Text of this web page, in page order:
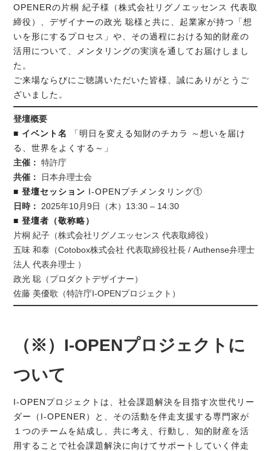
OPENERの片桐 紀子様（株式会社リグノエッセンス 代表取
締役）、デザイナーの政光 聡様と共に、起業家が持つ「想
いを形にするプロセス」や、その過程における知的財産の
活用について、メンタリングの実演を通してお届けしまし
た。
ご来場ならびにご聴講いただいた皆様、誠にありがとうご
ざいました。
登壇概要
■ イベント名
「明日を変える知財のチカラ ～想いを届け
る、世界をよくする～」
主催： 特許庁
共催：
日本弁理士会
■ 登壇セッション I-OPENプチメンタリング①
日時：
2025年10月9日（木）13:30 – 14:30
■ 登壇者（敬称略）
片桐 紀子（株式会社リグノエッセンス 代表取締役）
五味 和泰（Cotobox株式会社 代表取締役社長 / Authense弁理士
法人 代表弁理士 ）
政光 聡（プロダクトデザイナー）
佐藤 美優歌（特許庁I-OPENプロジェクト）
（※）I-OPENプロジェクトに
ついて
I-OPENプロジェクトは、社会課題解決を目指す次世代リー
ダー（I-OPENER）と、その活動を伴走支援する専門家が
１つのチームを結成し、共に考え、行動し、知的財産を活
用することで社会課題解決に向けてサポートしていく伴走